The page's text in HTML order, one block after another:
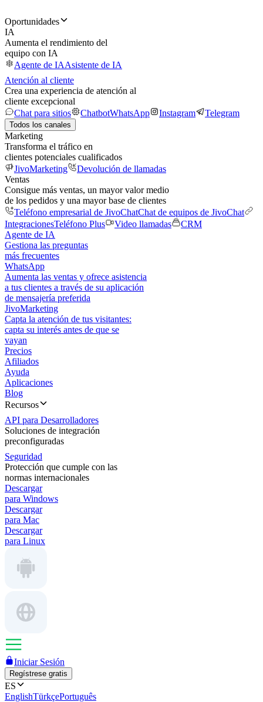
Oportunidades
IA
Aumenta el rendimiento del
equipo con IA
Agente de IAAsistente de IA
Atención al cliente
Crea una experiencia de atención al
cliente excepcional
Chat para sitios
ChatbotWhatsApp Instagram Telegram
Todos los canales
Marketing
Transforma el tráfico en
clientes potenciales cualificados
JivoMarketing
Devolución de llamadas
Ventas
Consigue más ventas, un mayor valor medio
de los pedidos y una mayor base de clientes
Teléfono empresarial de JivoChatChat de equipos de JivoChat
IntegracionesTeléfono Plus Video llamadas
CRM
Agente de IA
Gestiona las preguntas
más frecuentes
WhatsApp
Aumenta las ventas y ofrece asistencia
a tus clientes a través de su aplicación
de mensajería preferida
JivoMarketing
Capta la atención de tus visitantes:
capta su interés antes de que se
vayan
Precios
Afiliados
Ayuda
Aplicaciones
Blog
Recursos
API para Desarrolladores
Soluciones de integración
preconfiguradas
Seguridad
Protección que cumple con las
normas internacionales
Descargar
para Windows
Descargar
para Mac
Descargar
para Linux
Iniciar Sesión
Regístrese gratis
ES
EnglishTürkçePortuguês